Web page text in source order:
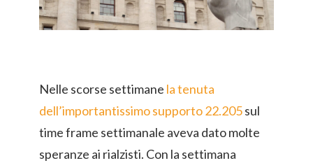
Nelle scorse settimane la tenuta
dell’importantissimo supporto 22.205sul
time frame settimanale aveva dato molte
speranze ai rialzisti. Con la settimana